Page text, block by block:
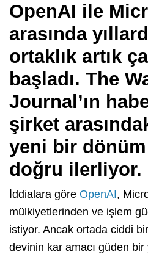
OpenAI ile
arasında
ortaklık artık
başladı. The
Journal’ın
şirket
yeni bir dönüm
doğru ilerliyor.
İddialara göre OpenAI,
mülkiyetlerinden ve işlem
istiyor. Ancak ortada ciddi
devinin kar amacı güden